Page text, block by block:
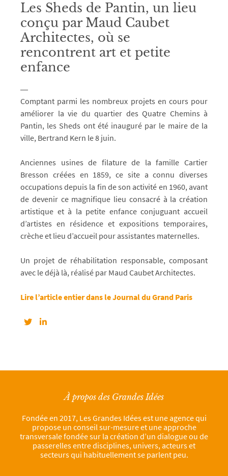
Les Sheds de Pantin, un lieu
conçu par Maud Caubet
Architectes, où se
rencontrent art et petite
enfance
Comptant parmi les nombreux projets en cours pour
améliorer la vie du quartier des Quatre Chemins à
Pantin, les Sheds ont été inauguré par le maire de la
ville, Bertrand Kern le 8 juin.
Anciennes usines de filature de la famille Cartier
Bresson créées en 1859, ce site a connu diverses
occupations depuis la fin de son activité en 1960, avant
de devenir ce magnifique lieu consacré à la création
artistique et à la petite enfance conjuguant accueil
d’artistes en résidence et expositions temporaires,
crèche et lieu d’accueil pour assistantes maternelles.
Un projet de réhabilitation responsable, composant
avec le déjà là, réalisé par Maud Caubet Architectes.
Lire l’article entier dans le Journal du Grand Paris
À propos des Grandes Idées
Fondée en 2017, Les Grandes Idées est une agence qui
propose un conseil sur-mesure et une approche
transversale fondée sur la création d’un dialogue ou de
passerelles entre disciplines, univers, acteurs et
secteurs qui habituellement se parlent peu.